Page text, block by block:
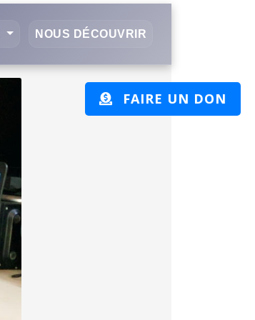
NOUS DÉCOUVRIR
FAIRE UN DON